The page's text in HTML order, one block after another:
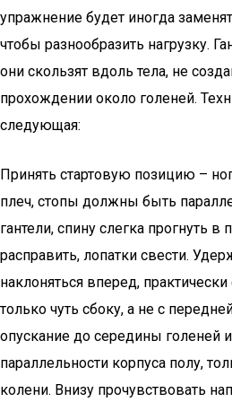
упражнение будет иногда
чтобы разнообразить нагрузку.
они скользят вдоль тела, не
прохождении около голеней.
следующая:
Принять стартовую позицию –
плеч, стопы должны быть
гантели, спину слегка прогнуть в
расправить, лопатки свести.
наклоняться вперед,
только чуть сбоку, а не с
опускание до середины голеней
параллельности корпуса полу,
колени. Внизу прочувствовать